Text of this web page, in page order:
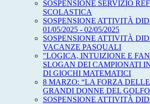
SOSPENSIONE SERVIZIO
SCOLASTICA
SOSPENSIONE ATTIVITÀ
01/05/2025 - 02/05/2025
SOSPENSIONE ATTIVITÀ
VACANZE PASQUALI
"LOGICA, INTUIZIONE E
SLOGAN DEI CAMPIONATI
DI GIOCHI MATEMATICI
8 MARZO: “LA FORZA
GRANDI DONNE DEL
SOSPENSIONE ATTIVITÀ